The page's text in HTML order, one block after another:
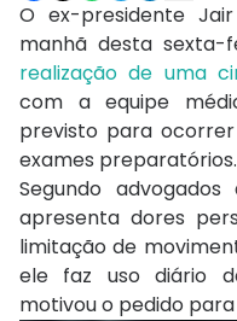
O ex-presidente
manhã desta sexta-
realização de uma
com a equipe
previsto para
exames preparatórios.
Segundo
apresenta dores
limitação de
ele faz uso diário
motivou o pedido